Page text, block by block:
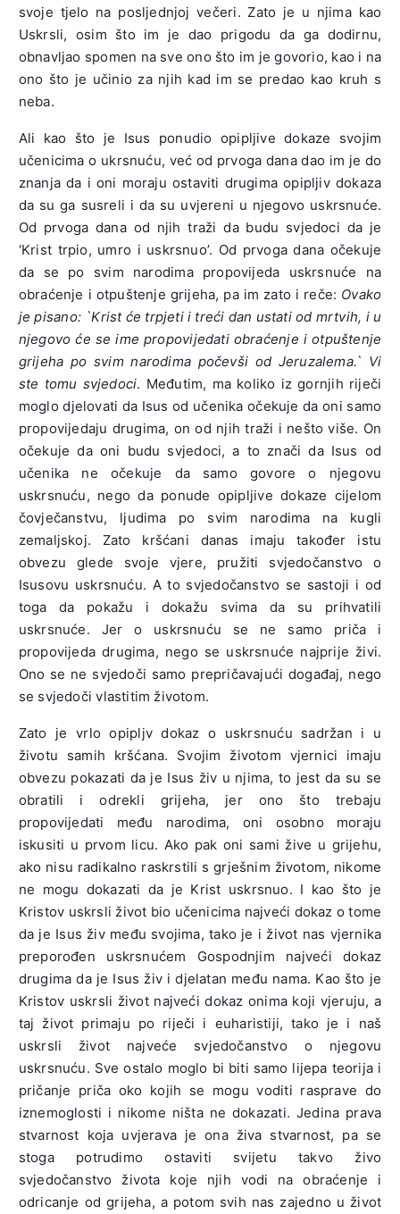
svoje tjelo na posljednjoj večeri. Zato je u njima kao
Uskrsli, osim što im je dao prigodu da ga dodirnu,
obnavljao spomen na sve ono što im je govorio, kao i na
ono što je učinio za njih kad im se predao kao kruh s
neba.
Ali kao što je Isus ponudio opipljive dokaze svojim
učenicima o ukrsnuću, već od prvoga dana dao im je do
znanja da i oni moraju ostaviti drugima opipljiv dokaza
da su ga susreli i da su uvjereni u njegovo uskrsnuće.
Od prvoga dana od njih traži da budu svjedoci da je
‘Krist trpio, umro i uskrsnuo’. Od prvoga dana očekuje
da se po svim narodima propovijeda uskrsnuće na
obraćenje i otpuštenje grijeha, pa im zato i reče: Ovako
je pisano: `Krist će trpjeti i treći dan ustati od mrtvih, i u
njegovo će se ime propovijedati obraćenje i otpuštenje
grijeha po svim narodima počevši od Jeruzalema.` Vi
ste tomu svjedoci. Međutim, ma koliko iz gornjih riječi
moglo djelovati da Isus od učenika očekuje da oni samo
propovijedaju drugima, on od njih traži i nešto više. On
očekuje da oni budu svjedoci, a to znači da Isus od
učenika ne očekuje da samo govore o njegovu
uskrsnuću, nego da ponude opipljive dokaze cijelom
čovječanstvu, ljudima po svim narodima na kugli
zemaljskoj. Zato kršćani danas imaju također istu
obvezu glede svoje vjere, pružiti svjedočanstvo o
Isusovu uskrsnuću. A to svjedočanstvo se sastoji i od
toga da pokažu i dokažu svima da su prihvatili
uskrsnuće. Jer o uskrsnuću se ne samo priča i
propovijeda drugima, nego se uskrsnuće najprije živi.
Ono se ne svjedoči samo prepričavajući događaj, nego
se svjedoči vlastitim životom.
Zato je vrlo opipljv dokaz o uskrsnuću sadržan i u
životu samih kršćana. Svojim životom vjernici imaju
obvezu pokazati da je Isus živ u njima, to jest da su se
obratili i odrekli grijeha, jer ono što trebaju
propovijedati među narodima, oni osobno moraju
iskusiti u prvom licu. Ako pak oni sami žive u grijehu,
ako nisu radikalno raskrstili s grješnim životom, nikome
ne mogu dokazati da je Krist uskrsnuo. I kao što je
Kristov uskrsli život bio učenicima najveći dokaz o tome
da je Isus živ među svojima, tako je i život nas vjernika
preporođen uskrsnućem Gospodnjim najveći dokaz
drugima da je Isus živ i djelatan među nama. Kao što je
Kristov uskrsli život najveći dokaz onima koji vjeruju, a
taj život primaju po riječi i euharistiji, tako je i naš
uskrsli život najveće svjedočanstvo o njegovu
uskrsnuću. Sve ostalo moglo bi biti samo lijepa teorija i
pričanje priča oko kojih se mogu voditi rasprave do
iznemoglosti i nikome ništa ne dokazati. Jedina prava
stvarnost koja uvjerava je ona živa stvarnost, pa se
stoga potrudimo ostaviti svijetu takvo živo
svjedočanstvo života koje njih vodi na obraćenje i
odricanje od grijeha, a potom svih nas zajedno u život